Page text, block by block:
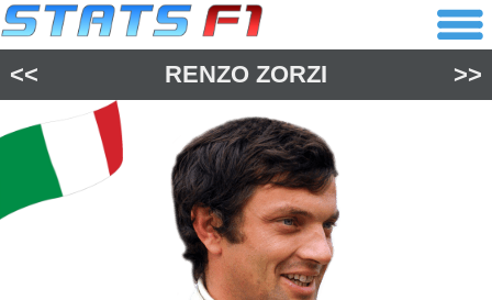
<< RENZO ZORZI >>